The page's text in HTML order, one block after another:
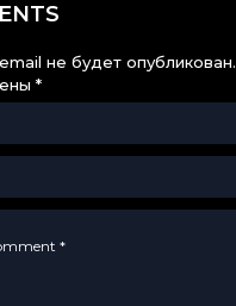
не будет опубликован.
*